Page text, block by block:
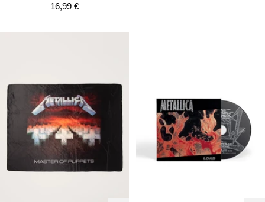
Precio
venta
16,99 €